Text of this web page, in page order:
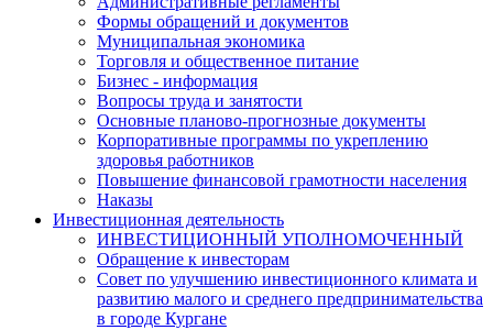
Формы обращений и документов
Муниципальная экономика
Торговля и общественное питание
Бизнес - информация
Вопросы труда и занятости
Основные планово-прогнозные документы
Корпоративные программы по укреплению
здоровья работников
Повышение финансовой грамотности населения
Наказы
Инвестиционная деятельность
ИНВЕСТИЦИОННЫЙ УПОЛНОМОЧЕННЫЙ
Обращение к инвесторам
Совет по улучшению инвестиционного климата и
развитию малого и среднего предпринимательства
в городе Кургане